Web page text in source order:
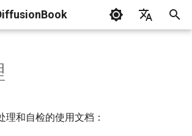
响应 Img2模式
评估
理和自检的使用文档：